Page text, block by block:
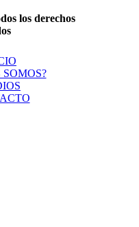
los derechos